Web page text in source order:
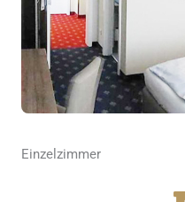
Einzelzimmer